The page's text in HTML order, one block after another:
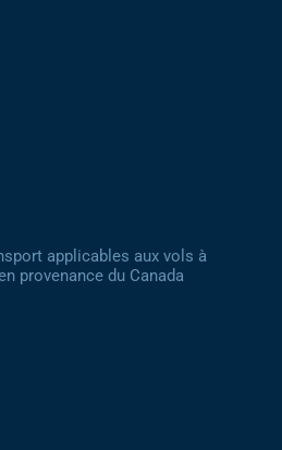
applicables aux vols à
provenance du Canada